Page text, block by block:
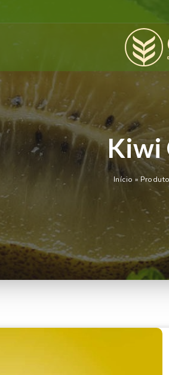
Kiwi
Início »